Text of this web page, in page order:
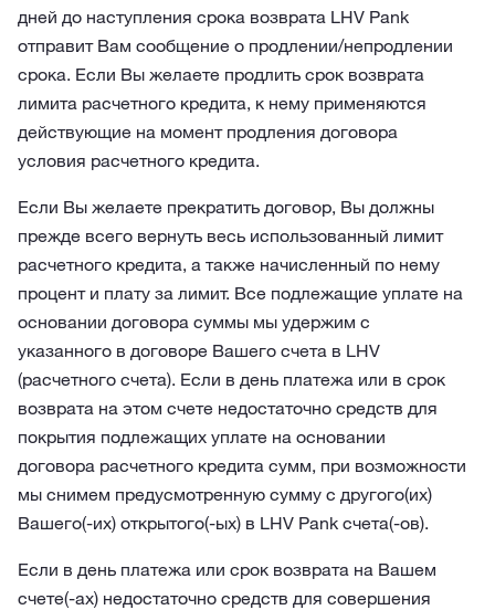
дней до наступления срока возврата LHV Pank
отправит Вам сообщение о продлении/непродлении
срока. Если Вы желаете продлить срок возврата
лимита расчетного кредита, к нему применяются
действующие на момент продления договора
условия расчетного кредита.
Если Вы желаете прекратить договор, Вы должны
прежде всего вернуть весь использованный лимит
расчетного кредита, а также начисленный по нему
процент и плату за лимит. Все подлежащие уплате на
основании договора суммы мы удержим с
указанного в договоре Вашего счета в LHV
(расчетного счета). Если в день платежа или в срок
возврата на этом счете недостаточно средств для
покрытия подлежащих уплате на основании
договора расчетного кредита сумм, при возможности
мы снимем предусмотренную сумму с другого(их)
Вашего(-их) открытого(-ых) в LHV Pank счета(-ов).
Если в день платежа или срок возврата на Вашем
счете(-ах) недостаточно средств для совершения